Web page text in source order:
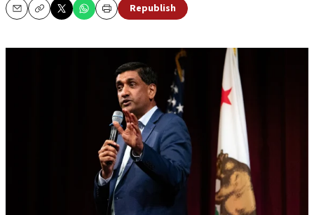
EmailCopy Print
Republish